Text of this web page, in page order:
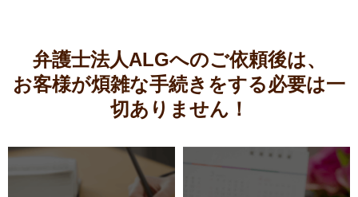
弁護士法人ALGへのご依頼後は、
お客様が煩雑な手続きをする必要は一
切ありません！